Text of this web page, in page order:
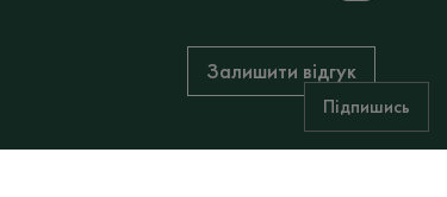
Залишити відгук
Підпишись